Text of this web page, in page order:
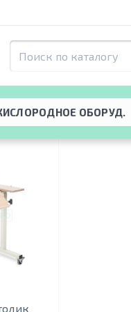
ОБОРУД.
ЛПУ → Медицинская мебель